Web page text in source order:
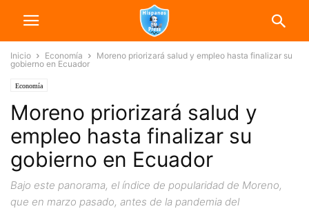
Inicio Economía
Moreno priorizará salud y empleo hasta finalizar su
gobierno en Ecuador
Economía
Moreno priorizará salud y
empleo hasta finalizar su
gobierno en Ecuador
Bajo este panorama, el índice de popularidad de Moreno,
que en marzo pasado, antes de la pandemia del